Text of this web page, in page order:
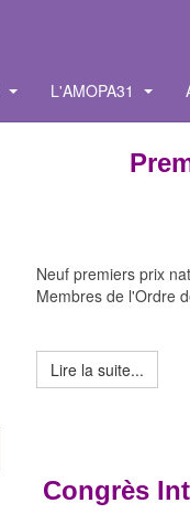
L'AMOPA31
Neuf premiers prix
Membres de l'Ordre
Lire la suite...
Congrès